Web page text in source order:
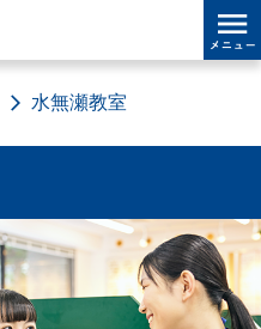
水無瀬教室